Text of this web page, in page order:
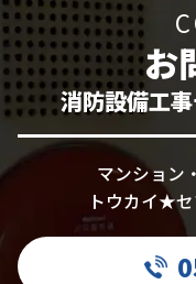
お
消防設備工
マンション
トウカイ★